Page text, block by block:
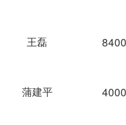
王磊
蒲建平